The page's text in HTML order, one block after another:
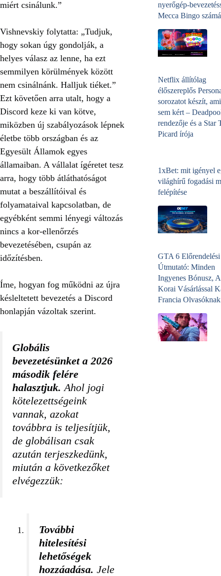
miért csinálunk.”
Vishnevskiy folytatta: „Tudjuk,
hogy sokan úgy gondolják, a
helyes válasz az lenne, ha ezt
semmilyen körülmények között
nem csinálnánk. Halljuk tiéket.”
Ezt követően arra utalt, hogy a
Discord keze ki van kötve,
miközben új szabályozások lépnek
életbe több országban és az
Egyesült Államok egyes
államaiban. A vállalat ígéretet tesz
arra, hogy több átláthatóságot
mutat a beszállítóival és
folyamataival kapcsolatban, de
egyébként semmi lényegi változás
nincs a kor-ellenőrzés
bevezetésében, csupán az
időzítésben.
Íme, hogyan fog működni az újra
késleltetett bevezetés a Discord
honlapján vázoltak szerint.
Globális
bevezetésünket a 2026
második felére
halasztjuk. Ahol jogi
kötelezettségeink
vannak, azokat
továbbra is teljesítjük,
de globálisan csak
azután terjeszkedünk,
miután a következőket
elvégezzük:
További
hitelesítési
lehetőségek
hozzáadása. Jele
nyerőgép-
Mecca Bingo
Netflix állítólag
élőszereplős
sorozatot készít,
sem kért –
rendezője és a Star
Picard írója
1xBet: mit igényel
világhírű fogadási
felépítése
GTA 6 Előrendelési
Útmutató: Minden
Ingyenes Bónusz,
Korai Vásárlással
Francia Olvasóknak